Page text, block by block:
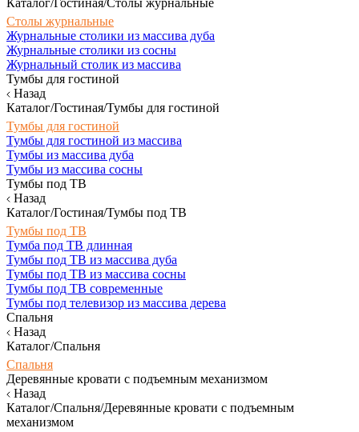
Каталог/Гостиная/Столы журнальные
Столы журнальные
Журнальные столики из массива дуба
Журнальные столики из сосны
Журнальный столик из массива
Тумбы для гостиной
Назад
Каталог/Гостиная/Тумбы для гостиной
Тумбы для гостиной
Тумбы для гостиной из массива
Тумбы из массива дуба
Тумбы из массива сосны
Тумбы под ТВ
Назад
Каталог/Гостиная/Тумбы под ТВ
Тумбы под ТВ
Тумба под ТВ длинная
Тумбы под ТВ из массива дуба
Тумбы под ТВ из массива сосны
Тумбы под ТВ современные
Тумбы под телевизор из массива дерева
Спальня
Назад
Каталог/Спальня
Спальня
Деревянные кровати с подъемным механизмом
Назад
Каталог/Спальня/Деревянные кровати с подъемным
механизмом